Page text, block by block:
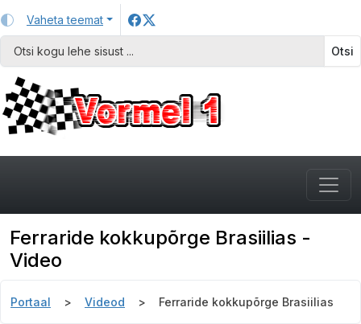
Vaheta teemat
Otsi
Ferraride kokkupõrge Brasiilias -
Video
Portaal Videod Ferraride kokkupõrge Brasiilias